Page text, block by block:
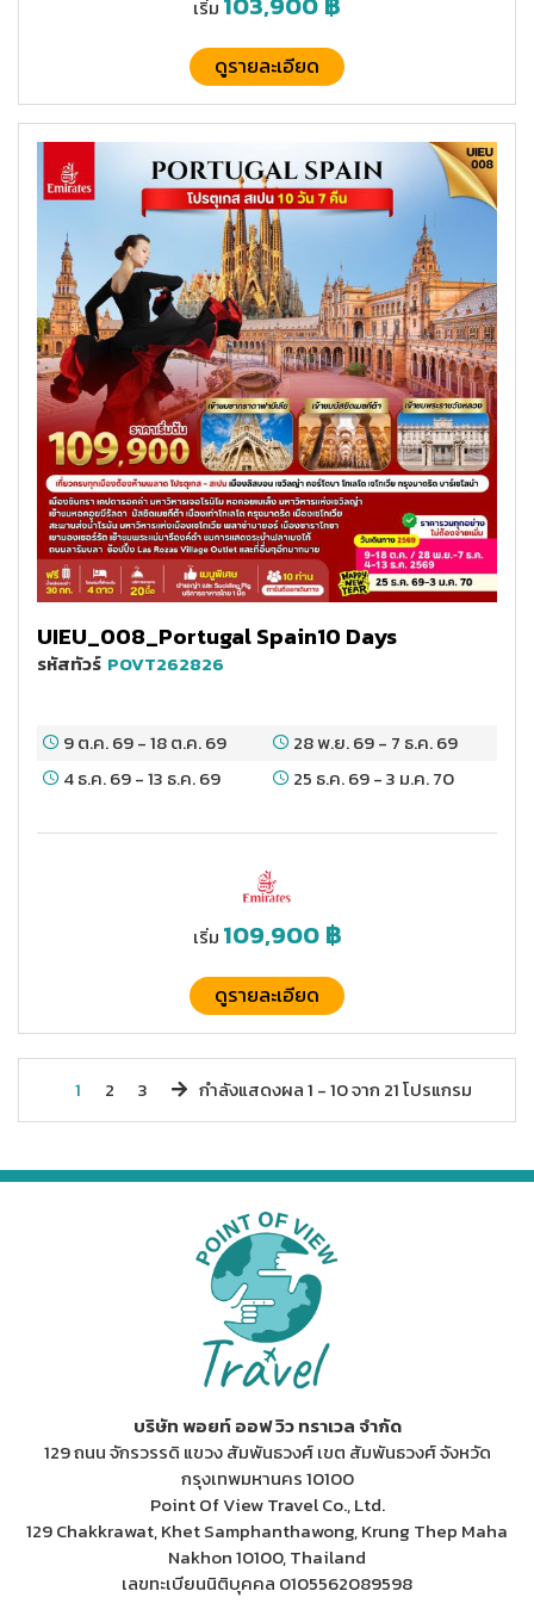
เริ่ม
ดูรายละเอียด
UIEU_008_Portugal Spain10 Days
รหัสทัวร์ POVT262826
9 ต.ค. 69-18 ต.ค. 69 28 พ.ย. 69- 7 ธ.ค. 69
4 ธ.ค. 69-13 ธ.ค. 69 25 ธ.ค. 69-3 ม.ค. 70
เริ่ม 109,900฿
ดูรายละเอียด
1 2 3 กำลังแสดงผล1 -10จาก 21โปรแกรม
บริษัท พอยท์ ออฟ วิว ทราเวล จำกัด
129 ถนน จักรวรรดิ แขวง สัมพันธวงศ์ เขต สัมพันธวงศ์ จังหวัด
กรุงเทพมหานคร 10100
Point Of View Travel Co., Ltd.
129 Chakkrawat, Khet Samphanthawong, Krung Thep Maha
Nakhon 10100, Thailand
เลขทะเบียนนิติบุคคล 0105562089598